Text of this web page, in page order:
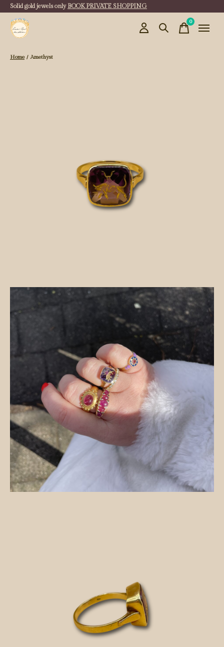
Solid gold jewels only BOOK PRIVATE SHOPPING
0items
Home / Amethyst